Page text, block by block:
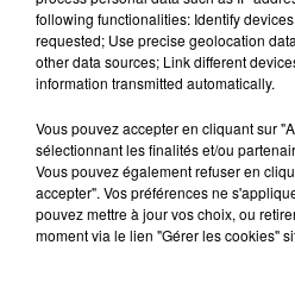
À découvrir
following functionalities: Identify
requested; Use precise geolocation
other data sources; Link different
information transmitted automatically.
Vous pouvez accepter en cliquant sur
sélectionnant les finalités et/ou
Vous pouvez également refuser en
accepter". Vos préférences ne
pouvez mettre à jour vos choix, ou
moment via le lien "Gérer les cookies"